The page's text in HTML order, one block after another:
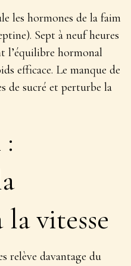
les hormones de la faim
Sept à neuf heures
l’équilibre hormonal
efficace. Le manque de
de sucré et perturbe la
vitesse
relève davantage du